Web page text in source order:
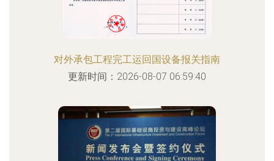
对外承包工程完工运回国设备报关指南
更新时间：2026-08-07 06:59:40